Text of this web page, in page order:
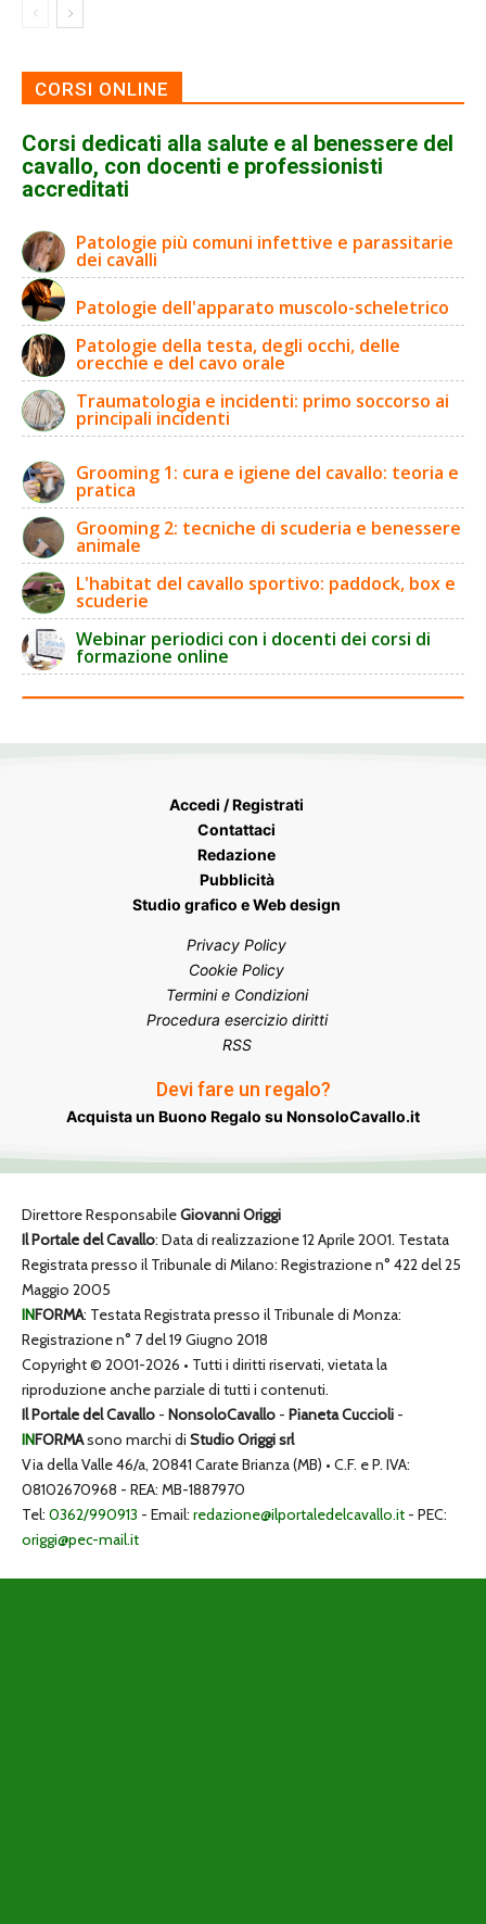
CORSI ONLINE
Corsi dedicati alla salute e al benessere del
cavallo, con docenti e professionisti
accreditati
Patologie più comuni infettive e parassitarie
dei cavalli
Patologie dell'apparato muscolo-scheletrico
Patologie della testa, degli occhi, delle
orecchie e del cavo orale
Traumatologia e incidenti: primo soccorso ai
principali incidenti
Grooming 1: cura e igiene del cavallo: teoria e
pratica
Grooming 2: tecniche di scuderia e benessere
animale
L'habitat del cavallo sportivo: paddock, box e
scuderie
Webinar periodici con i docenti dei corsi di
formazione online
Accedi / Registrati
Contattaci
Redazione
Pubblicità
Studio grafico e Web design
Privacy Policy
Cookie Policy
Termini e Condizioni
Procedura esercizio diritti
RSS
Devi fare un regalo?
Acquista un Buono Regalo su NonsoloCavallo.it
Direttore ResponsabileGiovanni Origgi
Il Portale del Cavallo: Data di realizzazione 12 Aprile 2001. Testata
Registrata presso il Tribunale di Milano: Registrazione n° 422 del 25
Maggio 2005
INFORMA: Testata Registrata presso il Tribunale di Monza:
Registrazione n° 7 del 19 Giugno 2018
Copyright © 2001-2026 • Tutti i diritti riservati, vietata la
riproduzione anche parziale di tutti i contenuti.
Il Portale del Cavallo - NonsoloCavallo - Pianeta Cuccioli -
INFORMAsono marchi di Studio Origgi srl
Via della Valle 46/a, 20841 Carate Brianza (MB) • C.F. e P. IVA:
08102670968 - REA: MB-1887970
Tel: 0362/990913 - Email: redazione@ilportaledelcavallo.it - PEC:
origgi@pec-mail.it